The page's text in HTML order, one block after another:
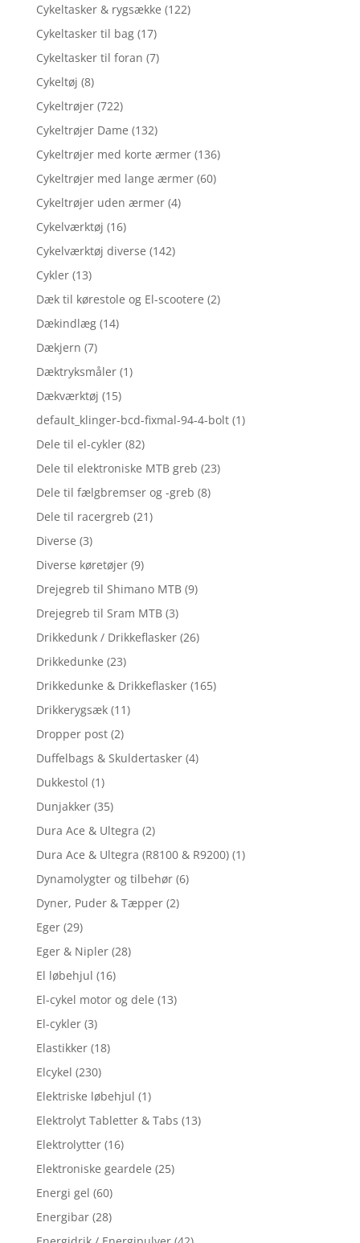
Cykeltasker & rygsække (122)
Cykeltasker til bag (17)
Cykeltasker til foran (7)
Cykeltøj (8)
Cykeltrøjer (722)
Cykeltrøjer Dame (132)
Cykeltrøjer med korte ærmer (136)
Cykeltrøjer med lange ærmer (60)
Cykeltrøjer uden ærmer (4)
Cykelværktøj (16)
Cykelværktøj diverse (142)
Cykler (13)
Dæk til kørestole og El-scootere (2)
Dækindlæg (14)
Dækjern (7)
Dæktryksmåler (1)
Dækværktøj (15)
default_klinger-bcd-fixmal-94-4-bolt (1)
Dele til el-cykler (82)
Dele til elektroniske MTB greb (23)
Dele til fælgbremser og -greb (8)
Dele til racergreb (21)
Diverse (3)
Diverse køretøjer (9)
Drejegreb til Shimano MTB (9)
Drejegreb til Sram MTB (3)
Drikkedunk / Drikkeflasker (26)
Drikkedunke (23)
Drikkedunke & Drikkeflasker (165)
Drikkerygsæk (11)
Dropper post (2)
Duffelbags & Skuldertasker (4)
Dukkestol (1)
Dunjakker (35)
Dura Ace & Ultegra (2)
Dura Ace & Ultegra (R8100 & R9200) (1)
Dynamolygter og tilbehør (6)
Dyner, Puder & Tæpper (2)
Eger (29)
Eger & Nipler (28)
El løbehjul (16)
El-cykel motor og dele (13)
El-cykler (3)
Elastikker (18)
Elcykel (230)
Elektriske løbehjul (1)
Elektrolyt Tabletter & Tabs (13)
Elektrolytter (16)
Elektroniske geardele (25)
Energi gel (60)
Energibar (28)